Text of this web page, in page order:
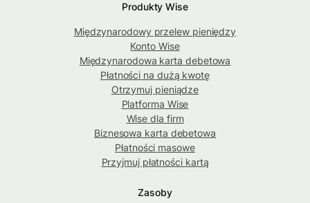
Produkty Wise
Międzynarodowy przelew pieniędzy
Konto Wise
Międzynarodowa karta debetowa
Płatności na dużą kwotę
Otrzymuj pieniądze
Platforma Wise
Wise dla firm
Biznesowa karta debetowa
Płatności masowe
Przyjmuj płatności kartą
Zasoby